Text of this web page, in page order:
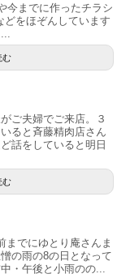
今までに作ったチラシ
どをほぞんしています
む
ご夫婦でご来店。３
ると斉藤精肉店さん
話をしていると明日
む
までにゆとり庵さんま
の雨の8の日となって
・午後と小雨のの...